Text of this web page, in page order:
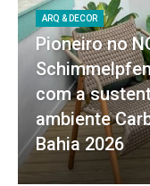
ARQ & DECOR
Pioneiro no
com a
ambiente
Bahia 2026